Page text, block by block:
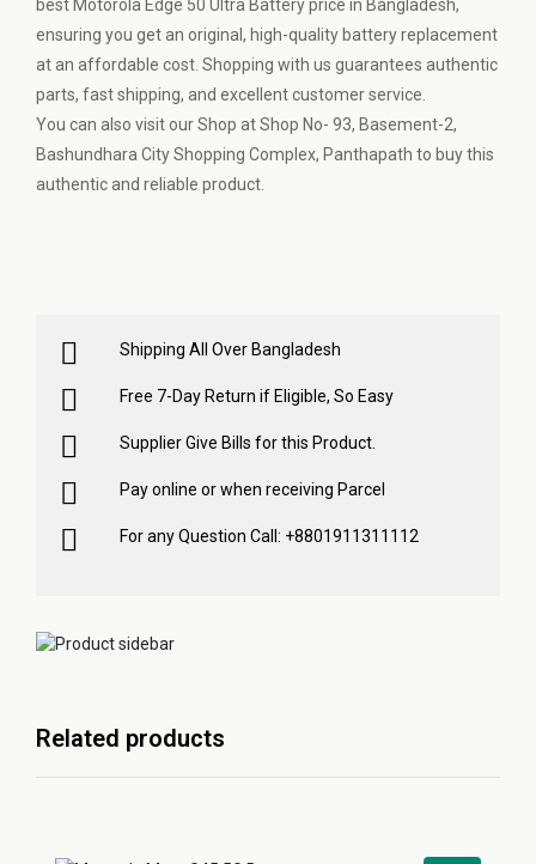
best Motorola Edge 50 Ultra Battery price in Bangladesh,
ensuring you get an original, high-quality battery replacement
at an affordable cost. Shopping with us guarantees authentic
parts, fast shipping, and excellent customer service.
You can also visit our Shop at Shop No- 93, Basement-2,
Bashundhara City Shopping Complex, Panthapath to buy this
authentic and reliable product.
Shipping All Over Bangladesh
Free 7-Day Return if Eligible, So Easy
Supplier Give Bills for this Product.
Pay online or when receiving Parcel
For any Question Call: +8801911311112
Related products